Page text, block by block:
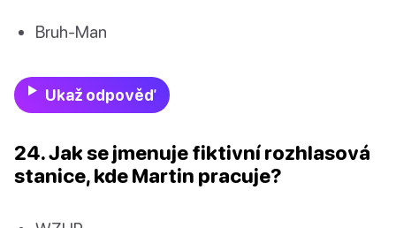
Bruh-Man
Ukaž odpověď
24. Jak se jmenuje fiktivní rozhlasová
stanice, kde Martin pracuje?